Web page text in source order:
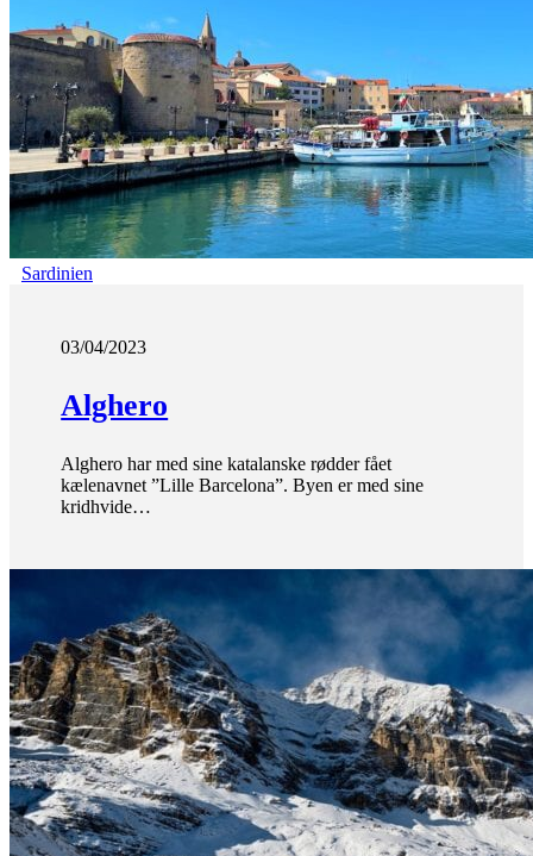
Sardinien
03/04/2023
Alghero
Alghero har med sine katalanske rødder fået
kælenavnet ”Lille Barcelona”. Byen er med sine
kridhvide…